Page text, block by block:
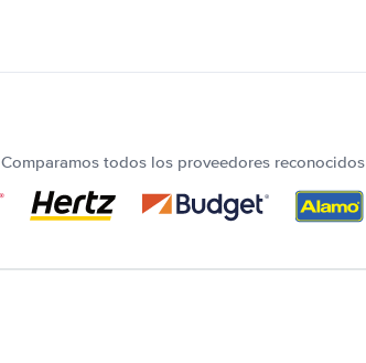
Comparamos todos los proveedores reconocidos